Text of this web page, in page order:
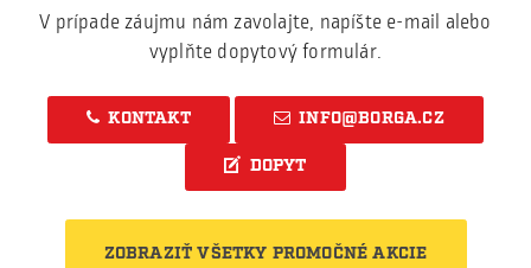
V prípade záujmu nám zavolajte, napíšte e-mail alebo
vyplňte dopytový formulár.
KONTAKT INFO@BORGA.CZ
DOPYT
ZOBRAZIŤ VŠETKY PROMOČNÉ AKCIE